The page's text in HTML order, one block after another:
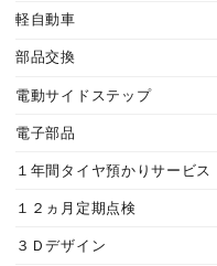
軽自動車
部品交換
電動サイドステップ
電子部品
１年間タイヤ預かりサービス
１２ヵ月定期点検
３Ｄデザイン